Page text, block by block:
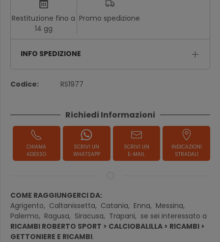
Restituzione fino a
14 gg
Promo spedizione
INFO SPEDIZIONE
Codice: RS1977
Richiedi Informazioni
CHIAMA
ADESSO
SCRIVI UN
WHATSAPP
SCRIVI UN
E-MAIL
INDICAZIONI
STRADALI
COME RAGGIUNGERCI DA:
Agrigento, Caltanissetta, Catania, Enna, Messina,
Palermo, Ragusa, Siracusa, Trapani, se sei interessato a
RICAMBI ROBERTO SPORT > CALCIOBALILLA > RICAMBI >
GETTONIERE E RICAMBI.